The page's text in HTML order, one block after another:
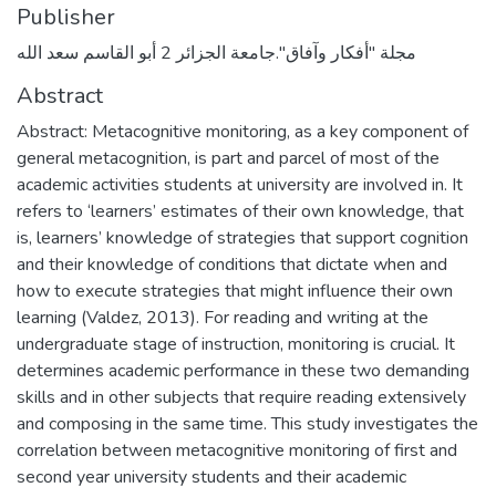
Publisher
مجلة "أفكار وآفاق".جامعة الجزائر 2 أبو القاسم سعد الله
Abstract
Abstract: Metacognitive monitoring, as a key component of
general metacognition, is part and parcel of most of the
academic activities students at university are involved in. It
refers to ‘learners’ estimates of their own knowledge, that
is, learners’ knowledge of strategies that support cognition
and their knowledge of conditions that dictate when and
how to execute strategies that might influence their own
learning (Valdez, 2013). For reading and writing at the
undergraduate stage of instruction, monitoring is crucial. It
determines academic performance in these two demanding
skills and in other subjects that require reading extensively
and composing in the same time. This study investigates the
correlation between metacognitive monitoring of first and
second year university students and their academic